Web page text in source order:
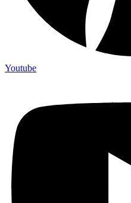
Youtube